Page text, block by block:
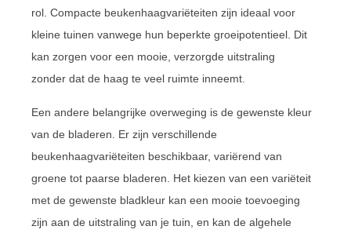
rol. Compacte beukenhaagvariëteiten zijn ideaal voor
kleine tuinen vanwege hun beperkte groeipotentieel. Dit
kan zorgen voor een mooie, verzorgde uitstraling
zonder dat de haag te veel ruimte inneemt.
Een andere belangrijke overweging is de gewenste kleur
van de bladeren. Er zijn verschillende
beukenhaagvariëteiten beschikbaar, variërend van
groene tot paarse bladeren. Het kiezen van een variëteit
met de gewenste bladkleur kan een mooie toevoeging
zijn aan de uitstraling van je tuin, en kan de algehele